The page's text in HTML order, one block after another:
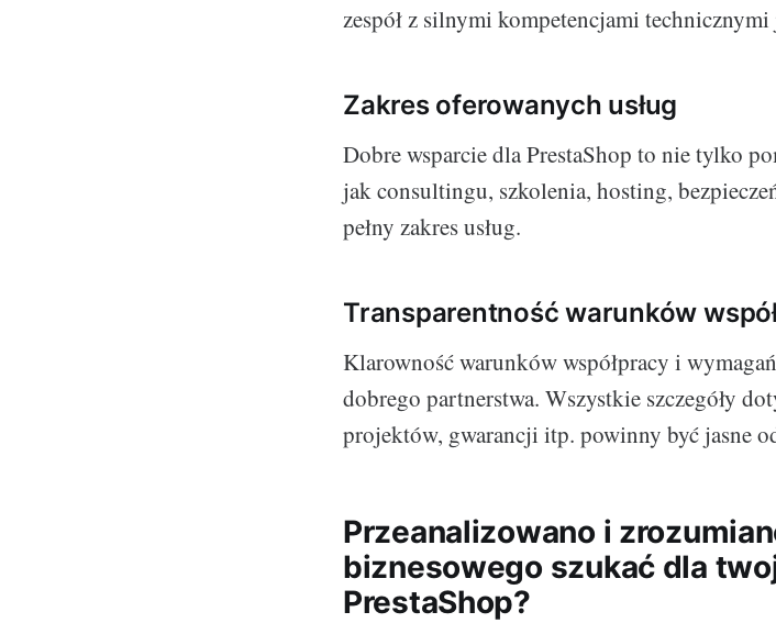
zespół z silnymi kompetencjami
Zakres oferowanych usług
Dobre wsparcie dla PrestaShop to nie tylko
jak consultingu, szkolenia, hosting,
pełny zakres usług.
Transparentność warunków
Klarowność warunków współpracy i
dobrego partnerstwa. Wszystkie szczegóły
projektów, gwarancji itp. powinny być jasne
Przeanalizowano i
biznesowego szukać dla
PrestaShop?